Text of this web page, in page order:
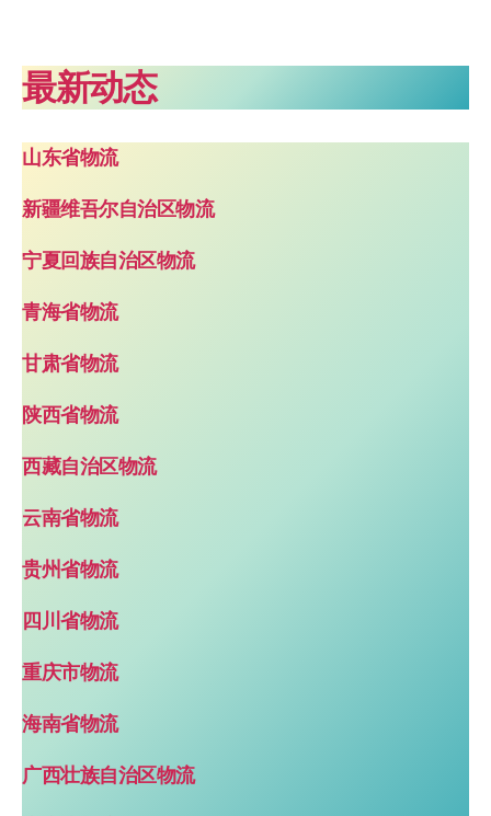
最新动态
山东省物流
新疆维吾尔自治区物流
宁夏回族自治区物流
青海省物流
甘肃省物流
陕西省物流
西藏自治区物流
云南省物流
贵州省物流
四川省物流
重庆市物流
海南省物流
广西壮族自治区物流